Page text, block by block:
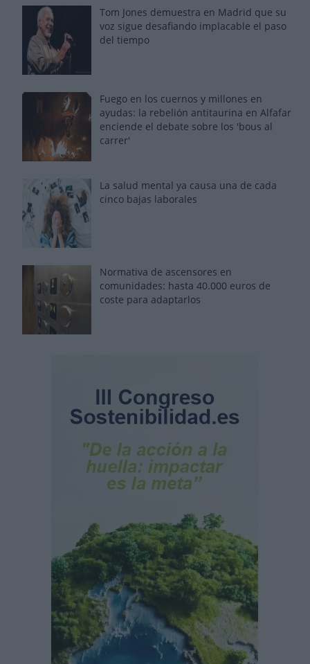
Tom Jones demuestra en Madrid que su
voz sigue desafiando implacable el paso
del tiempo
Fuego en los cuernos y millones en
ayudas: la rebelión antitaurina en Alfafar
enciende el debate sobre los 'bous al
carrer'
La salud mental ya causa una de cada
cinco bajas laborales
Normativa de ascensores en
comunidades: hasta 40.000 euros de
coste para adaptarlos